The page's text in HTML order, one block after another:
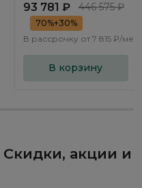
93 781 ₽ 446 575 ₽
70%+30%
В рассрочку от 7 815 ₽/
В корзину
Скидки, акции и